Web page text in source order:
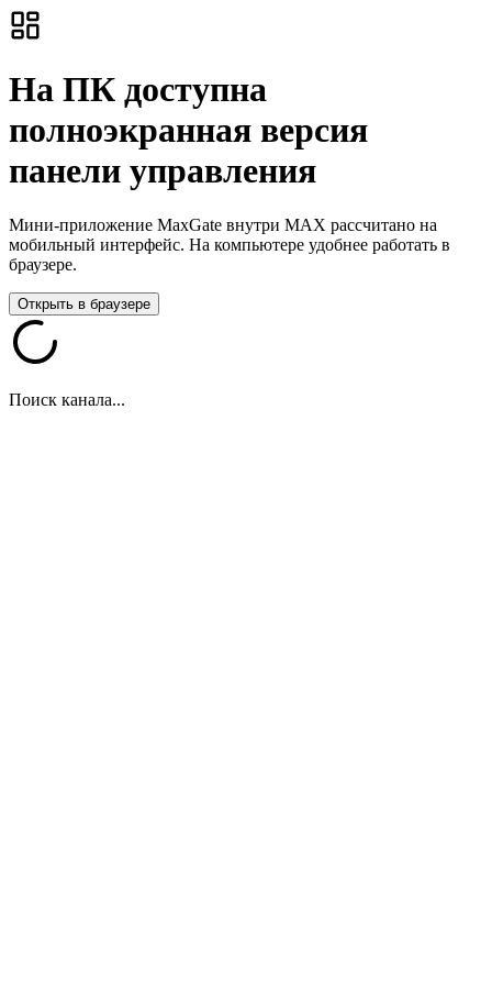
На ПК доступна
полноэкранная версия
панели управления
Мини-приложение MaxGate внутри MAX рассчитано на
мобильный интерфейс. На компьютере удобнее работать в
браузере.
Открыть в браузере
Поиск канала...